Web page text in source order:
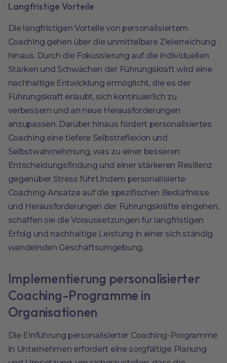
Langfristige Vorteile
Die langfristigen Vorteile von personalisiertem
Coaching gehen über die unmittelbare Zielerreichung
hinaus. Durch die Fokussierung auf die individuellen
Stärken und Schwächen der Führungskraft wird eine
nachhaltige Entwicklung ermöglicht, die es der
Führungskraft erlaubt, sich kontinuierlich zu
verbessern und an neue Herausforderungen
anzupassen. Darüber hinaus fördert personalisiertes
Coaching eine tiefere Selbstreflexion und
Selbstwahrnehmung, was zu einer besseren
Entscheidungsfindung und einer stärkeren Resilienz
gegenüber Stress führt.Indem personalisierte
Coaching-Ansätze auf die spezifischen Bedürfnisse
und Herausforderungen der Führungskräfte eingehen,
schaffen sie die Voraussetzungen für langfristigen
Erfolg und nachhaltige Leistung in einer sich ständig
wandelnden Geschäftsumgebung.
Implementierung personalisierter
Coaching-Programme in
Organisationen
Die Einführung personalisierter Coaching-Programme
in Unternehmen erfordert eine sorgfältige Planung